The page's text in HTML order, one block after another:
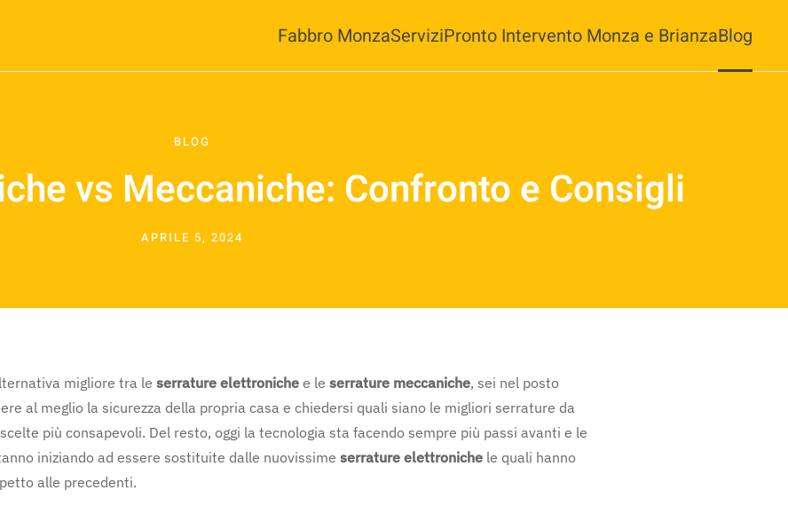
Fabbro MonzaServiziPronto Intervento Monza e BrianzaBlog
BLOG
vs Meccaniche: Confronto e Consigli
APRILE 5, 2024
migliore tra le serrature elettroniche e le serrature meccaniche, sei nel posto
al meglio la sicurezza della propria casa e chiedersi quali siano le migliori serrature da
più consapevoli. Del resto, oggi la tecnologia sta facendo sempre più passi avanti e le
iniziando ad essere sostituite dalle nuovissime serrature elettroniche le quali hanno
alle precedenti.